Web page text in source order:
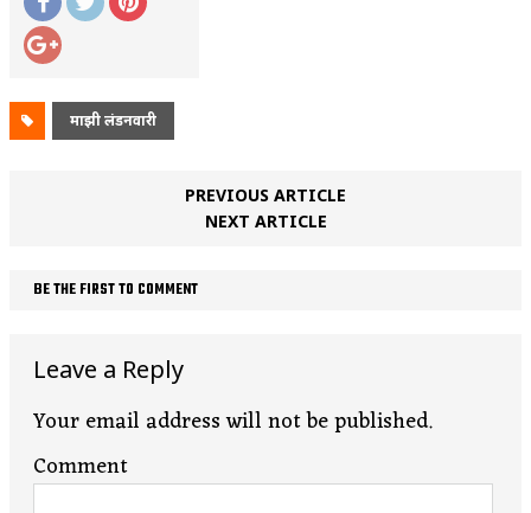
माझी लंडनवारी
PREVIOUS ARTICLE
NEXT ARTICLE
BE THE FIRST TO COMMENT
Leave a Reply
Your email address will not be published.
Comment